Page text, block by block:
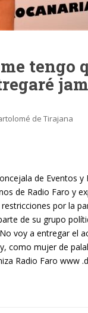
tengo
de Tirajana
de Eventos
de Radio Faro y
por la
de su grupo
voy a entregar el
como mujer de
Radio Faro www